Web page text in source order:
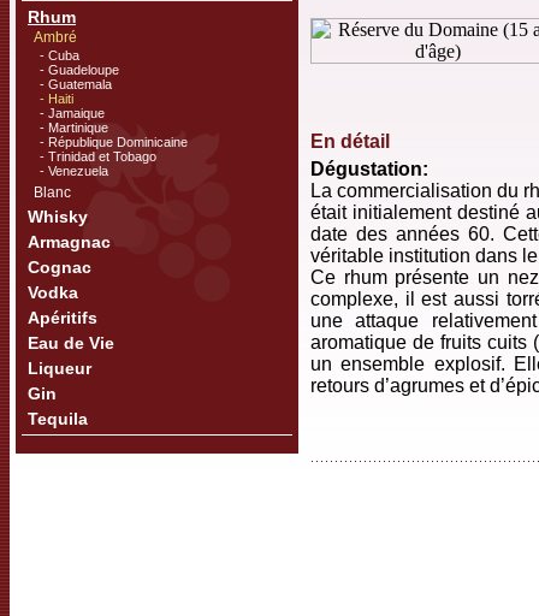
Rhum
Ambré
- Cuba
- Guadeloupe
- Guatemala
- Haiti
- Jamaique
- Martinique
- République Dominicaine
- Trinidad et Tobago
- Venezuela
Blanc
Whisky
Armagnac
Cognac
Vodka
Apéritifs
Eau de Vie
Liqueur
Gin
Tequila
En détail
Dégustation:
La commercialisation du
était initialement destiné
date des années 60.
véritable institution dans
Ce rhum présente un
complexe, il est aussi
une attaque
aromatique de fruits
un ensemble explosif.
retours d’agrumes et